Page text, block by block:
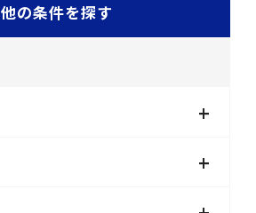
他の条件を探す
+
+